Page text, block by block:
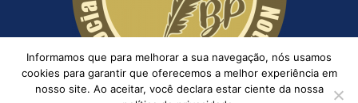
Informamos que para melhorar a sua navegação, nós usamos
cookies para garantir que oferecemos a melhor experiência em
nosso site. Ao aceitar, você declara estar ciente da nossa